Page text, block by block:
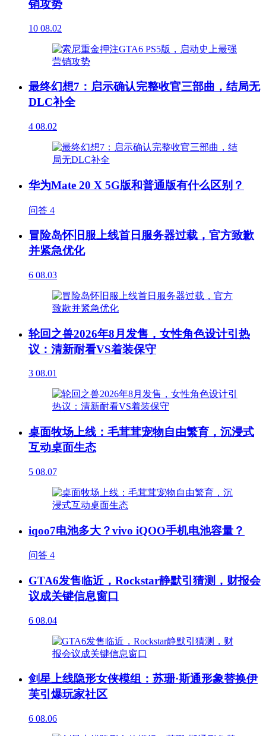
销攻势
10 08.02
最终幻想7：启示确认完整收官三部曲，结局无
DLC补全
4 08.02
华为Mate 20 X 5G版和普通版有什么区别？
问答 4
冒险岛怀旧服上线首日服务器过载，官方致歉
并紧急优化
6 08.03
轮回之兽2026年8月发售，女性角色设计引热
议：清新耐看VS着装保守
3 08.01
桌面牧场上线：毛茸茸宠物自由繁育，沉浸式
互动桌面生态
5 08.07
iqoo7电池多大？vivo iQOO手机电池容量？
问答 4
GTA6发售临近，Rockstar静默引猜测，财报会
议成关键信息窗口
6 08.04
剑星上线隐形女侠模组：苏珊·斯通形象替换伊
芙引爆玩家社区
6 08.06